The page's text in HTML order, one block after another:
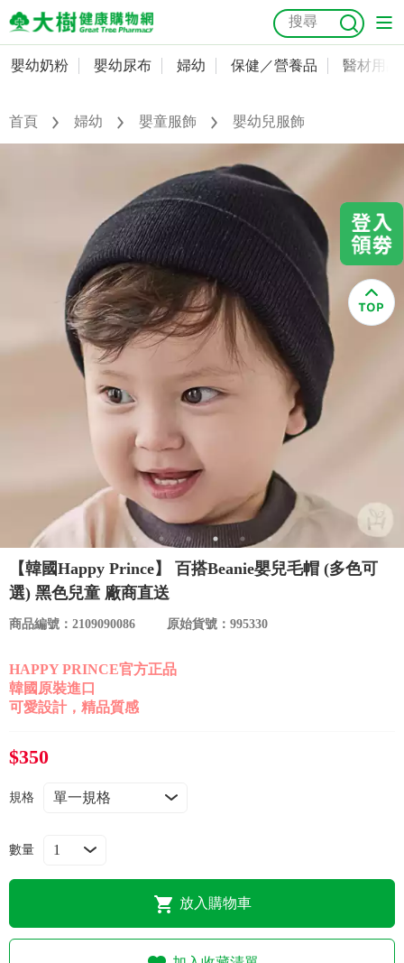
嬰幼奶粉
嬰幼尿布
成人照護
美容／個人清潔
食品／健康食補
名人嚴選
優惠活動
關於我們
合作提案
購物流程
會員專區
抗菌 尿布 大樹獨家 益生菌 魚油 幼兒米餅
會員資料及密碼修改
常用收件人清單
紅利點數查詢
購物金查詢
優惠券領取
嬰幼奶粉 嬰幼尿布 婦幼 保健／營養品 醫材用品
首頁 婦幼 嬰童服飾 嬰幼兒服飾
【韓國Happy Prince】 百搭Beanie嬰兒毛帽 (多色可
選) 黑色兒童 廠商直送
商品編號：2109090086 原始貨號：995330
HAPPY PRINCE官方正品
韓國原裝進口
可愛設計，精品質感
$350
規格
數量
放入購物車